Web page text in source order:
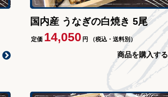
国内産 うなぎの白焼き 5尾
定価 14,050 円 （税込・送料別）
商品を購入する